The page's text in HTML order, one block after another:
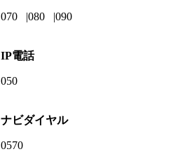
070 080 090
IP電話
050
ナビダイヤル
0570